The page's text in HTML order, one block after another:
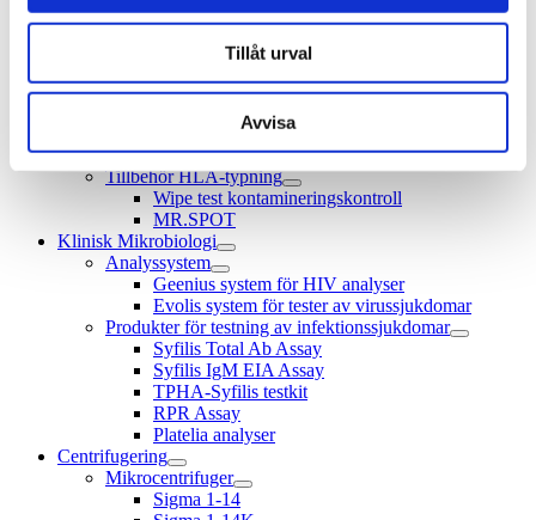
Tillåt urval
Avvisa
HLA-typning med PCR-SSP
HLA antikroppdiagnostik
HLA associerad sjukdomsdiagnostik
HLA-B*27 Ankylosing spondylitis (M.
Bechterew) et al
HLA-DQ2/DQ8 Celiaki / Glutenintolerans
Tillbehör HLA-typning
Wipe test kontamineringskontroll
MR.SPOT
Klinisk Mikrobiologi
Analyssystem
Geenius system för HIV analyser
Evolis system för tester av virussjukdomar
Produkter för testning av infektionssjukdomar
Syfilis Total Ab Assay
Syfilis IgM EIA Assay
TPHA-Syfilis testkit
RPR Assay
Platelia analyser
Centrifugering
Mikrocentrifuger
Sigma 1-14